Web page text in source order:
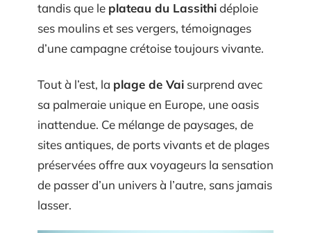
tandis que le plateau du Lassithidéploie
ses moulins et ses vergers, témoignages
d’une campagne crétoise toujours vivante.
Tout à l’est, la plage de Vai surprend avec
sa palmeraie unique en Europe, une oasis
inattendue. Ce mélange de paysages, de
sites antiques, de ports vivants et de plages
préservées offre aux voyageurs la sensation
de passer d’un univers à l’autre, sans jamais
lasser.